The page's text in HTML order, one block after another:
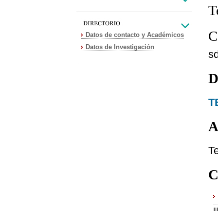
Datos de contacto y Académicos
Datos de Investigación